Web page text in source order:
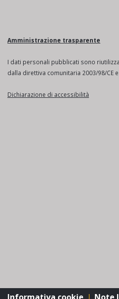
Amministrazione trasparente
I dati personali pubblicati sono
dalla direttiva comunitaria 2003/98/CE
Dichiarazione di accessibilità
|